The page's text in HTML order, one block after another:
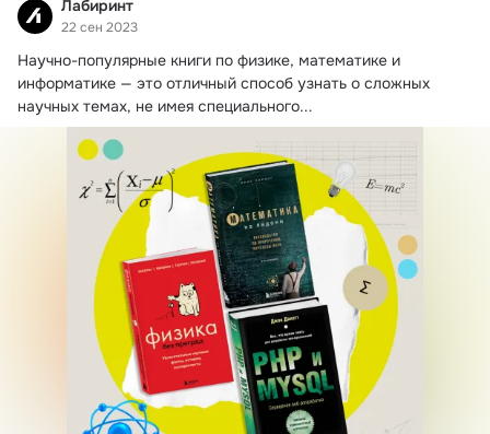
Лабиринт
22 сен 2023
Научно-популярные книги по физике, математике и
информатике — это отличный способ узнать о сложных
научных темах, не имея специального...